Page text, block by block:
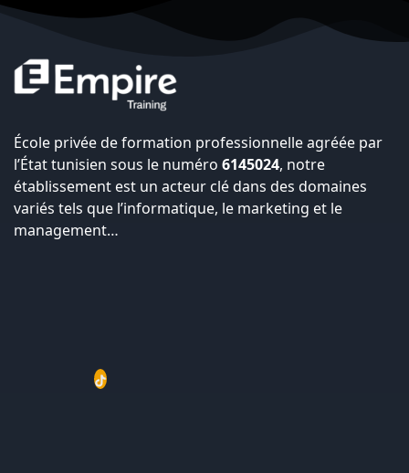
École privée de formation professionnelle agréée par
l’État tunisien sous le numéro 6145024, notre
établissement est un acteur clé dans des domaines
variés tels que l’informatique, le marketing et le
management…